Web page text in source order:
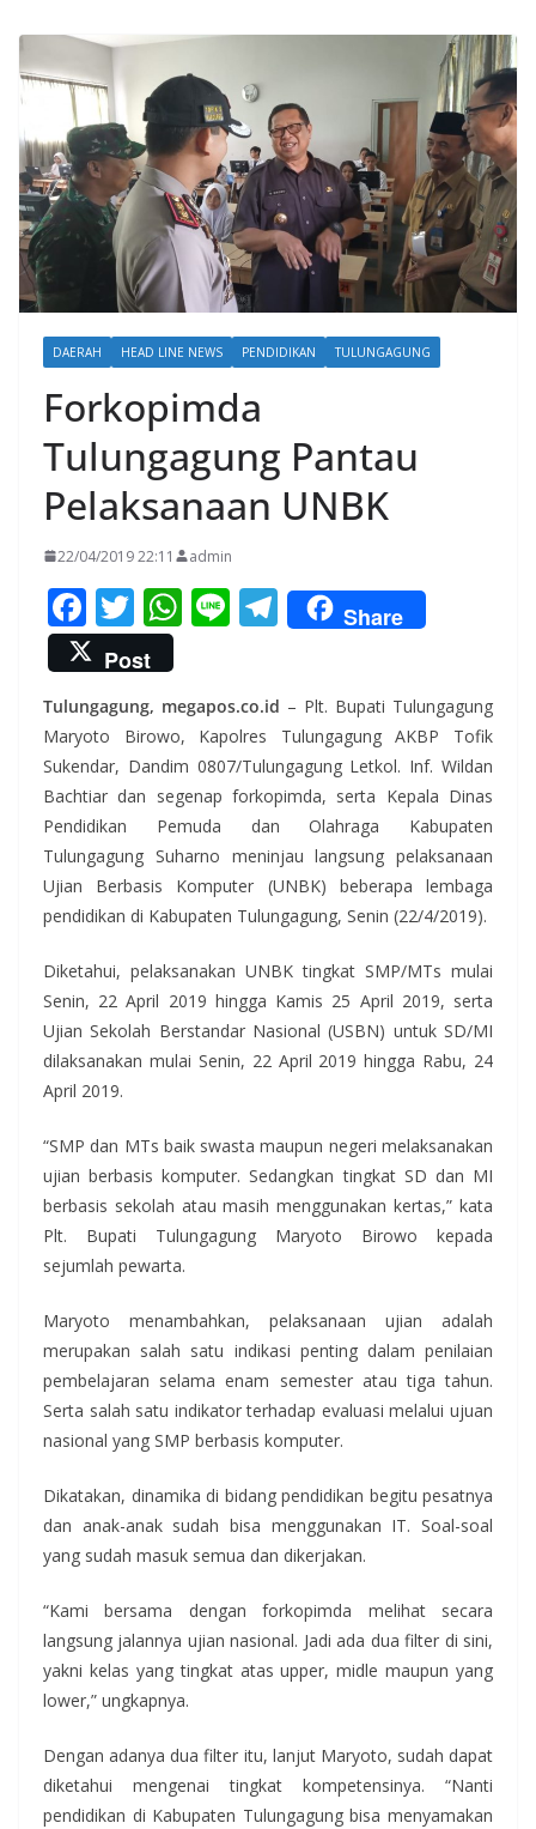
DAERAH HEAD LINE NEWS PENDIDIKAN TULUNGAGUNG
Forkopimda
Tulungagung Pantau
Pelaksanaan UNBK
22/04/2019 22:11 admin
F
ac
e
b
o
o
k
T
w
itt
er
W
s
A
p
p
Li T
el
gr
a
m
Share
Post
Tulungagung, megapos.co.id – Plt. Bupati Tulungagung
Maryoto Birowo, Kapolres Tulungagung AKBP Tofik
Sukendar, Dandim 0807/Tulungagung Letkol. Inf. Wildan
Bachtiar dan segenap forkopimda, serta Kepala Dinas
Pendidikan Pemuda dan Olahraga Kabupaten
Tulungagung Suharno meninjau langsung pelaksanaan
Ujian Berbasis Komputer (UNBK) beberapa lembaga
pendidikan di Kabupaten Tulungagung, Senin (22/4/2019).
Diketahui, pelaksanakan UNBK tingkat SMP/MTs mulai
Senin, 22 April 2019 hingga Kamis 25 April 2019, serta
Ujian Sekolah Berstandar Nasional (USBN) untuk SD/MI
dilaksanakan mulai Senin, 22 April 2019 hingga Rabu, 24
April 2019.
“SMP dan MTs baik swasta maupun negeri melaksanakan
ujian berbasis komputer. Sedangkan tingkat SD dan MI
berbasis sekolah atau masih menggunakan kertas,” kata
Plt. Bupati Tulungagung Maryoto Birowo kepada
sejumlah pewarta.
Maryoto menambahkan, pelaksanaan ujian adalah
merupakan salah satu indikasi penting dalam penilaian
pembelajaran selama enam semester atau tiga tahun.
Serta salah satu indikator terhadap evaluasi melalui ujuan
nasional yang SMP berbasis komputer.
Dikatakan, dinamika di bidang pendidikan begitu pesatnya
dan anak-anak sudah bisa menggunakan IT. Soal-soal
yang sudah masuk semua dan dikerjakan.
“Kami bersama dengan forkopimda melihat secara
langsung jalannya ujian nasional. Jadi ada dua filter di sini,
yakni kelas yang tingkat atas upper, midle maupun yang
lower,” ungkapnya.
Dengan adanya dua filter itu, lanjut Maryoto, sudah dapat
diketahui mengenai tingkat kompetensinya. “Nanti
pendidikan di Kabupaten Tulungagung bisa menyamakan